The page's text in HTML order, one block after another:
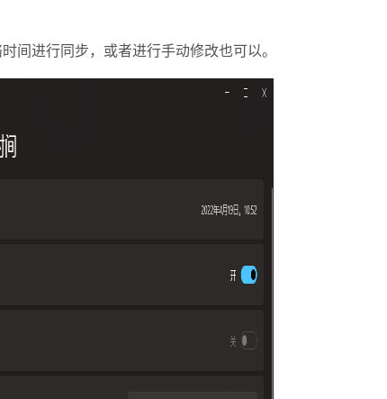
进行同步，或者进行手动修改也可以。